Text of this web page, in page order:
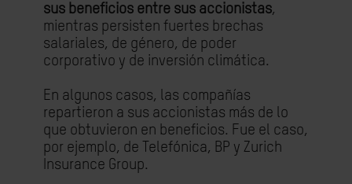
sus beneficios entre sus accionistas,
mientras persisten fuertes brechas
salariales, de género, de poder
corporativo y de inversión climática.
En algunos casos, las compañías
repartieron a sus accionistas más de lo
que obtuvieron en beneficios. Fue el caso,
por ejemplo, de Telefónica, BP y Zurich
Insurance Group.